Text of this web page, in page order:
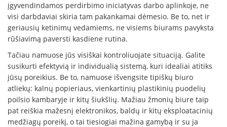
įgyvendindamos perdirbimo iniciatyvas darbo aplinkoje, ne
visi darbdaviai skiria tam pakankamai dėmesio. Be to, net ir
geriausių ketinimų vedamiems, ne visiems biurams pavyksta
rūšiavimą paversti kasdiene rutina.
Tačiau namuose jūs visiškai kontroliuojate situaciją. Galite
susikurti efektyvią ir individualią sistemą, kuri idealiai atitiks
jūsų poreikius. Be to, namuose išvengsite tipiškų biuro
atliekų: kalnų popieriaus, vienkartinių plastikinių puodelių
poilsio kambaryje ir kitų šiukšlių. Mažiau žmonių biure taip
pat reiškia mažesnį elektronikos, baldų ir kitų eksploatacinių
medžiagų poreikį, o tai tiesiogiai mažina gamybą ir su ja